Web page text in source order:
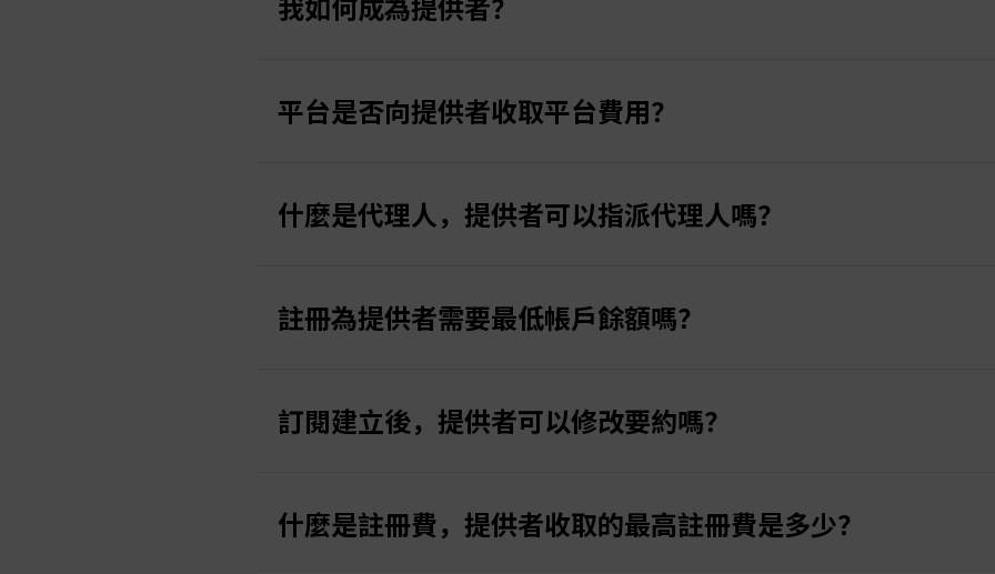
2. 點擊「開設交易帳戶」。
4. 輸入暱稱（將對跟隨者可見）。
7. 點擊「建立」，系統將生成您的要約編號。
9. 要查看您的提供者帳戶，點擊「我的提供者」，您的提供者名稱將顯示於您設置的暱稱下
平台是否向提供者收取平台費用？
什麼是代理人，提供者可以指派代理人嗎？
他們作為推薦合作夥伴，透過其推薦的跟隨者所產生的費用獲得分潤。
提供者可以指派代理人來幫助擴大其跟隨者基礎。
註冊為提供者需要最低帳戶餘額嗎？
訂閱建立後，提供者可以修改要約嗎？
如果提供者沒有活躍訂閱，則可以進入費用設置頁面，編輯績效費、管理費及註冊費。
然而，若已有活躍的訂閱者，提供者將無法編輯這些費用，只能更改跟隨者所需的帳戶餘額
什麼是註冊費，提供者收取的最高註冊費是多少？